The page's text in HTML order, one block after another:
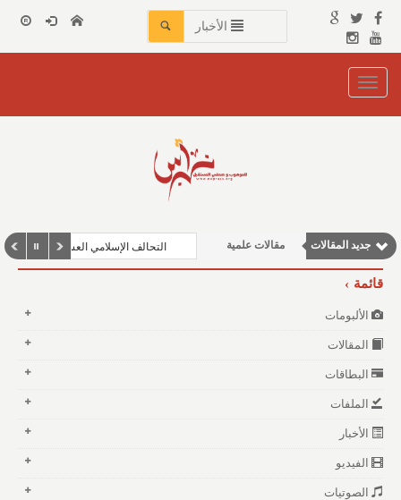
الأخبار
Toggle
navigation
جديد المقالات
نوافذ الثقافة و الأدب
مقالات علمية
مقالات اجتماعية
التحالف الإسلامي العسكري
قائمة
الألبومات
المقالات
البطاقات
الملفات
الأخبار
الفيديو
الصوتيات